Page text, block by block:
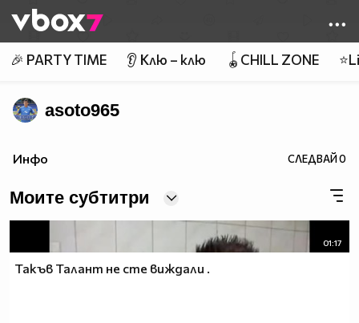
👾
🎉 PARTY TIME 👂 Клю – клю 🪀CHILL ZONE
asoto965
Инфо СЛЕДВАЙ0
Моите субтитри
01:17
Такъв Талант не сте виждали .